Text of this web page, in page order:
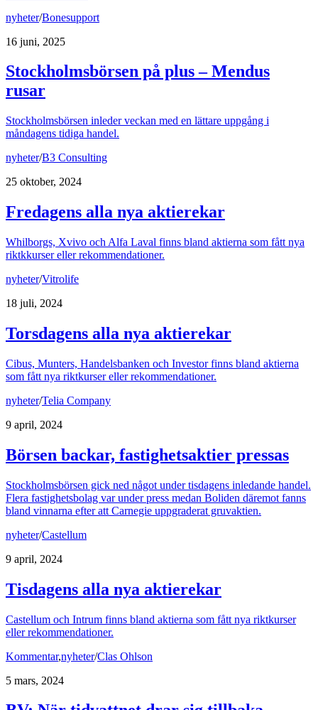
nyheter/Bonesupport
16 juni, 2025
Stockholmsbörsen på plus – Mendus
rusar
Stockholmsbörsen inleder veckan med en lättare uppgång i
måndagens tidiga handel.
nyheter/B3 Consulting
25 oktober, 2024
Fredagens alla nya aktierekar
Whilborgs, Xvivo och Alfa Laval finns bland aktierna som fått nya
riktkkurser eller rekommendationer.
nyheter/Vitrolife
18 juli, 2024
Torsdagens alla nya aktierekar
Cibus, Munters, Handelsbanken och Investor finns bland aktierna
som fått nya riktkurser eller rekommendationer.
nyheter/Telia Company
9 april, 2024
Börsen backar, fastighetsaktier pressas
Stockholmsbörsen gick ned något under tisdagens inledande handel.
Flera fastighetsbolag var under press medan Boliden däremot fanns
bland vinnarna efter att Carnegie uppgraderat gruvaktien.
nyheter/Castellum
9 april, 2024
Tisdagens alla nya aktierekar
Castellum och Intrum finns bland aktierna som fått nya riktkurser
eller rekommendationer.
Kommentar,nyheter/Clas Ohlson
5 mars, 2024